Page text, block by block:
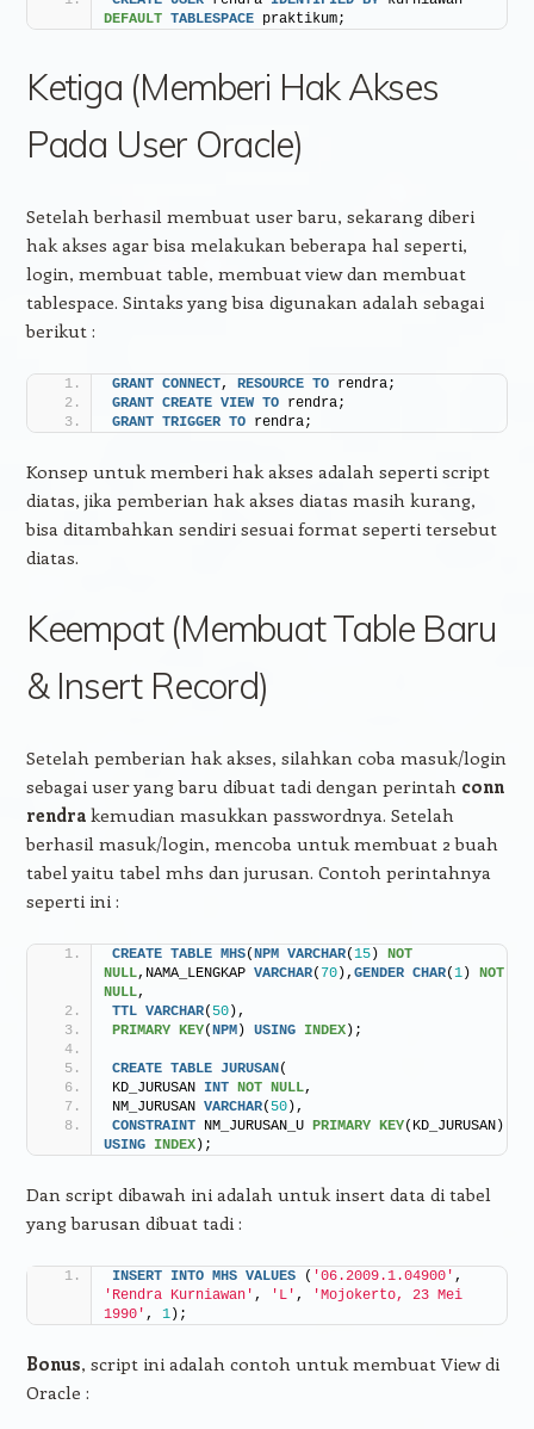
DEFAULT TABLESPACE praktikum;
Ketiga (Memberi Hak Akses
Pada User Oracle)
Setelah berhasil membuat user baru, sekarang diberi
hak akses agar bisa melakukan beberapa hal seperti,
login, membuat table, membuat view dan membuat
tablespace. Sintaks yang bisa digunakan adalah sebagai
berikut :
GRANT CONNECT, RESOURCE TO rendra;
GRANT CREATE VIEW TO rendra;
GRANT TRIGGER TO rendra;
Konsep untuk memberi hak akses adalah seperti script
diatas, jika pemberian hak akses diatas masih kurang,
bisa ditambahkan sendiri sesuai format seperti tersebut
diatas.
Keempat (Membuat Table Baru
& Insert Record)
Setelah pemberian hak akses, silahkan coba masuk/login
sebagai user yang baru dibuat tadi dengan perintah conn
rendrakemudian masukkan passwordnya. Setelah
berhasil masuk/login, mencoba untuk membuat 2 buah
tabel yaitu tabel mhs dan jurusan. Contoh perintahnya
seperti ini :
CREATE TABLE MHS(NPM VARCHAR(15) NOT
NULL,NAMA_LENGKAP VARCHAR( 70), GENDER CHAR(1) NOT
NULL,
TTL VARCHAR( 50),
PRIMARY KEY(NPM) USING INDEX);
CREATE TABLE JURUSAN(
KD_JURUSAN INT NOT NULL,
NM_JURUSAN VARCHAR( 50),
CONSTRAINT NM_JURUSAN_U PRIMARY KEY
USING INDEX);
Dan script dibawah ini adalah untuk insert data di tabel
yang barusan dibuat tadi :
INSERT INTO MHS VALUES ( '06.2009.1.04900'
'Rendra Kurniawan' , 'L' ,
'Mojokerto, 23 Mei
1990' , 1);
Bonus, script ini adalah contoh untuk membuat View di
Oracle :